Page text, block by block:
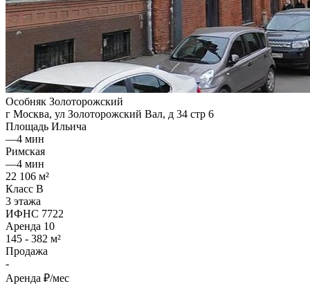
Особняк Золоторожский
г Москва, ул Золоторожский Вал, д 34 стр 6
Площадь Ильича
—4 мин
Римская
—4 мин
22 106 м²
Класс B
3 этажа
ИФНС 7722
Аренда 10
145 - 382 м²
Продажа
-
Аренда ₽/мес